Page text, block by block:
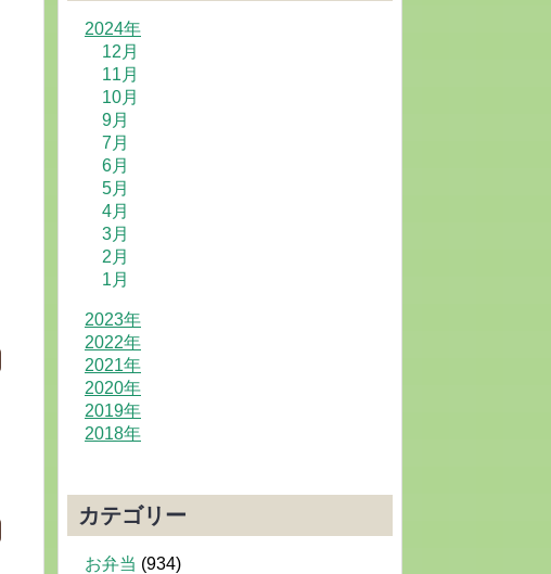
2024年
12月
11月
10月
9月
7月
6月
5月
4月
3月
2月
1月
2023年
2022年
2021年
2020年
2019年
2018年
カテゴリー
お弁当 (934)